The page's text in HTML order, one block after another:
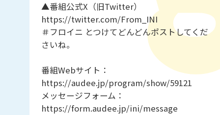
▲番組公式X（旧Twitter）
https://twitter.com/From_INI
＃フロイニ とつけてどんどんポストしてくだ
さいね。
番組Webサイト：
https://audee.jp/program/show/59121
メッセージフォーム：
https://form.audee.jp/ini/message